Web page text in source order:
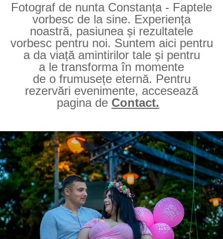
Fotograf de nunta Constanța - Faptele
vorbesc de la sine. Experiența
noastră, pasiunea și rezultatele
vorbesc pentru noi. Suntem aici pentru
a da viață amintirilor tale și pentru
a le transforma în momente
de o frumusețe eternă. Pentru
rezervări evenimente, accesează
pagina de Contact.